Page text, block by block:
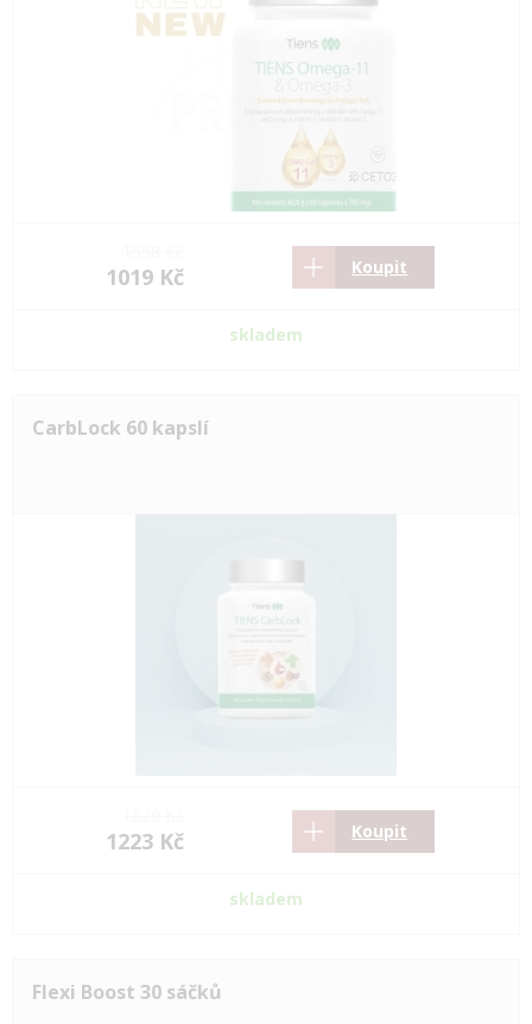
1019 Kč Koupit
skladem
CarbLock 60 kapslí
1223 Kč Koupit
skladem
Flexi Boost 30 sáčků